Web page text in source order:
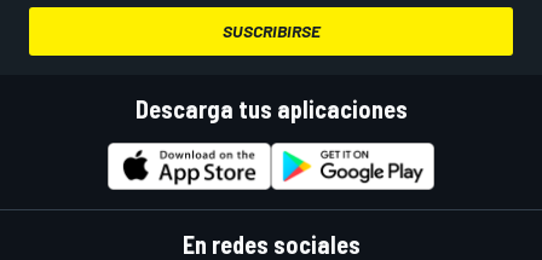
SUSCRIBIRSE
Descarga tus aplicaciones
En redes sociales